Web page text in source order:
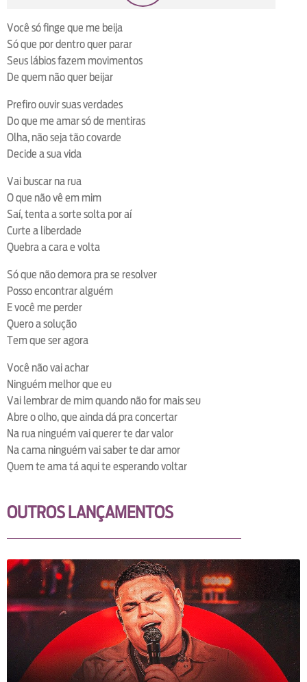
Você só finge que me beija
Só que por dentro quer parar
Seus lábios fazem movimentos
De quem não quer beijar
Prefiro ouvir suas verdades
Do que me amar só de mentiras
Olha, não seja tão covarde
Decide a sua vida
Vai buscar na rua
O que não vê em mim
Saí, tenta a sorte solta por aí
Curte a liberdade
Quebra a cara e volta
Só que não demora pra se resolver
Posso encontrar alguém
E você me perder
Quero a solução
Tem que ser agora
Você não vai achar
Ninguém melhor que eu
Vai lembrar de mim quando não for mais seu
Abre o olho, que ainda dá pra concertar
Na rua ninguém vai querer te dar valor
Na cama ninguém vai saber te dar amor
Quem te ama tá aqui te esperando voltar
OUTROS LANÇAMENTOS